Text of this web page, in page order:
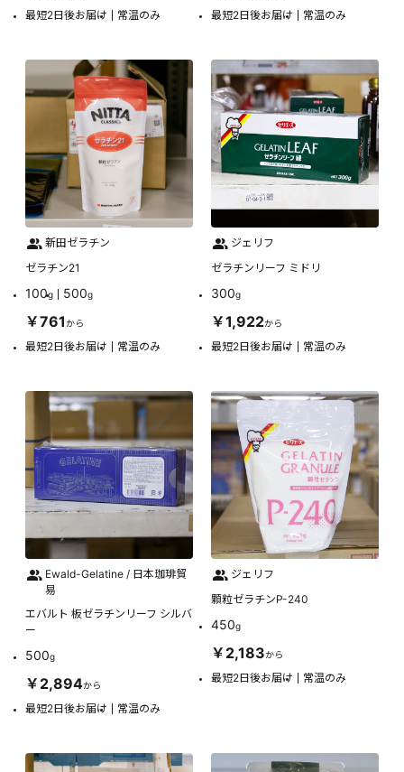
最短2日後お届け 常温のみ 最短2日後お届け 常温のみ
新田ゼラチン
ゼラチン21
100g 500g
￥761から
最短2日後お届け 常温のみ
ジェリフ
ゼラチンリーフ ミドリ
300g
￥1,922から
最短2日後お届け 常温のみ
Ewald-Gelatine / 日本珈琲貿
易
エバルト 板ゼラチンリーフ シルバ
ー
500g
￥2,894から
最短2日後お届け 常温のみ
ジェリフ
顆粒ゼラチンP-240
450g
￥2,183から
最短2日後お届け 常温のみ